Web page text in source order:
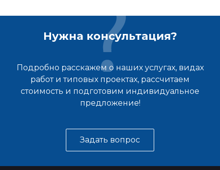
Нужна консультация?
Подробно расскажем о наших услугах, видах
работ и типовых проектах, рассчитаем
стоимость и подготовим индивидуальное
предложение!
Задать вопрос